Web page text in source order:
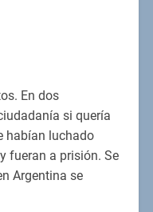
En dos
si quería
habían luchado
fueran a prisión. Se
Argentina se